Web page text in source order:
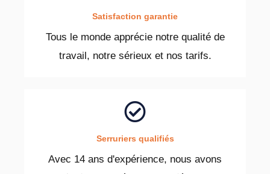
Satisfaction garantie
Tous le monde apprécie notre qualité de
travail, notre sérieux et nos tarifs.
Serruriers qualifiés
Avec 14 ans d'expérience, nous avons